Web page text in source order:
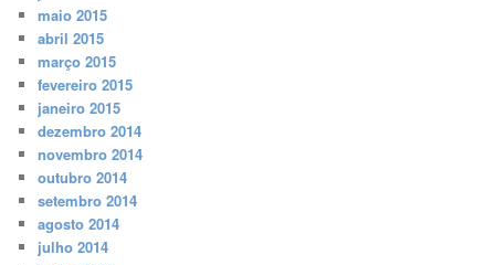
maio 2015
abril 2015
março 2015
fevereiro 2015
janeiro 2015
dezembro 2014
novembro 2014
outubro 2014
setembro 2014
agosto 2014
julho 2014